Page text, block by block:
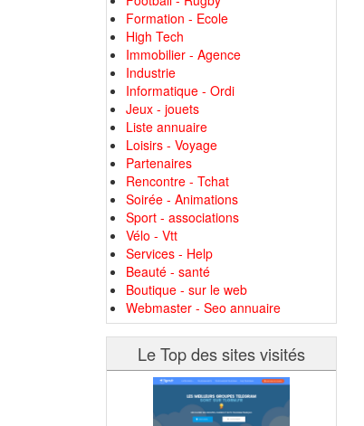
Formation - Ecole
High Tech
Immobilier - Agence
Industrie
Informatique - Ordi
Jeux - jouets
Liste annuaire
Loisirs - Voyage
Partenaires
Rencontre - Tchat
Soirée - Animations
Sport - associations
Vélo - Vtt
Services - Help
Beauté - santé
Boutique - sur le web
Webmaster - Seo annuaire
Le Top des sites visités